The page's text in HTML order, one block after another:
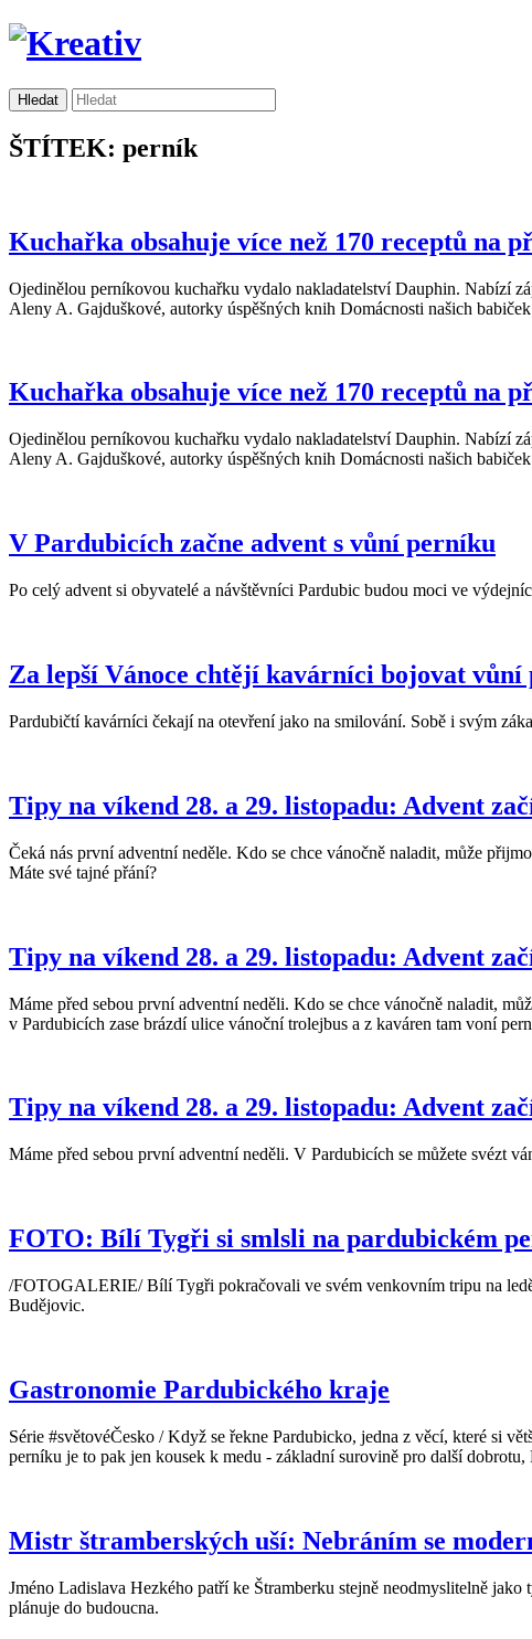
ŠTÍTEK: perník
Kuchařka obsahuje více než 170 receptů na
Ojedinělou perníkovou kuchařku vydalo nakladatelství Dauphin. Nabízí
Aleny A. Gajduškové, autorky úspěšných knih Domácnosti našich
Kuchařka obsahuje více než 170 receptů na
Ojedinělou perníkovou kuchařku vydalo nakladatelství Dauphin. Nabízí
Aleny A. Gajduškové, autorky úspěšných knih Domácnosti našich
V Pardubicích začne advent s vůní perníku
Po celý advent si obyvatelé a návštěvníci Pardubic budou moci ve
Za lepší Vánoce chtějí kavárníci bojovat vůní
Pardubičtí kavárníci čekají na otevření jako na smilování. Sobě i svým
Tipy na víkend 28. a 29. listopadu: Advent
Čeká nás první adventní neděle. Kdo se chce vánočně naladit, může
Máte své tajné přání?
Tipy na víkend 28. a 29. listopadu: Advent
Máme před sebou první adventní neděli. Kdo se chce vánočně naladit,
v Pardubicích zase brázdí ulice vánoční trolejbus a z kaváren tam voní
Tipy na víkend 28. a 29. listopadu: Advent
Máme před sebou první adventní neděli. V Pardubicích se můžete svézt
FOTO: Bílí Tygři si smlsli na pardubickém
/FOTOGALERIE/ Bílí Tygři pokračovali ve svém venkovním tripu na
Budějovic.
Gastronomie Pardubického kraje
Série #světovéČesko / Když se řekne Pardubicko, jedna z věcí, které si
perníku je to pak jen kousek k medu - základní surovině pro další dobrotu,
Mistr štramberských uší: Nebráním se
Jméno Ladislava Hezkého patří ke Štramberku stejně neodmyslitelně
plánuje do budoucna.